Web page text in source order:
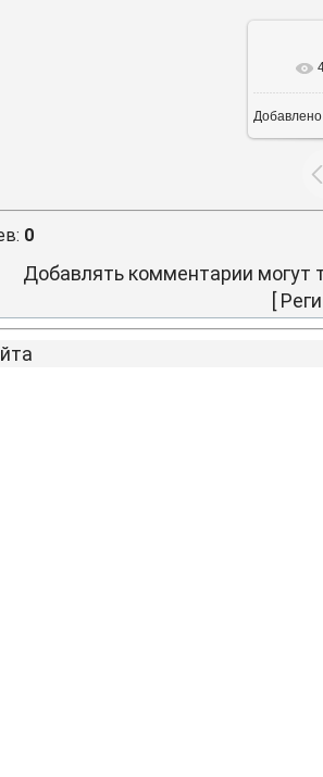
В
Добавлено
: 0
Добавлять комментарии могут
[